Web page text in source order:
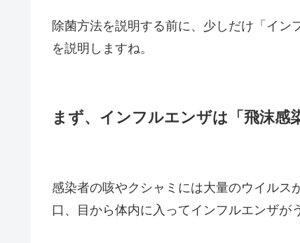
除菌方法を説明する前に、少しだけ「イン
を説明しますね。
まず、インフルエンザは「飛沫感
感染者の咳やクシャミには大量のウイル
口、目から体内に入ってインフルエンザが